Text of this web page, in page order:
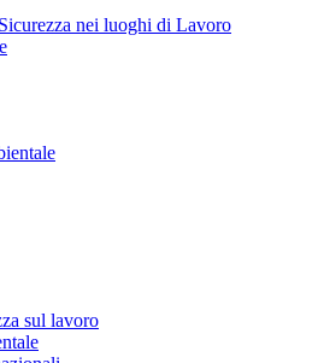
nei luoghi di Lavoro
sul lavoro